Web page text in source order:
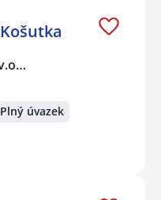
Plný úvazek